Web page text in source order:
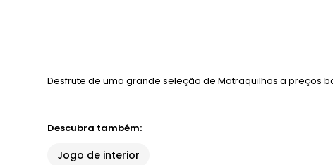
Desfrute de uma grande seleção de Matraquilhos a preços
Descubra também:
Jogo de interior